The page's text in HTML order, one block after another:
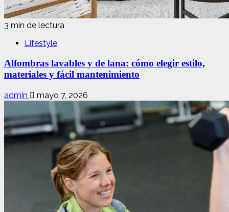
3 min de lectura
Lifestyle
Alfombras lavables y de lana: cómo elegir estilo,
materiales y fácil mantenimiento
admin mayo 7, 2026